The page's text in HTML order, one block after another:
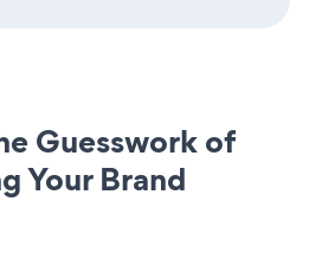
Guesswork of
Your Brand